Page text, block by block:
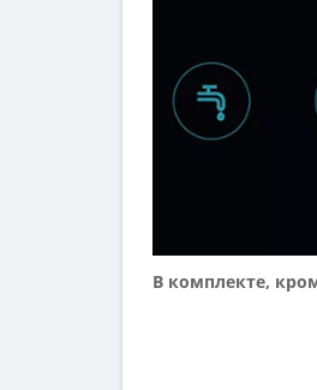
В комплекте,